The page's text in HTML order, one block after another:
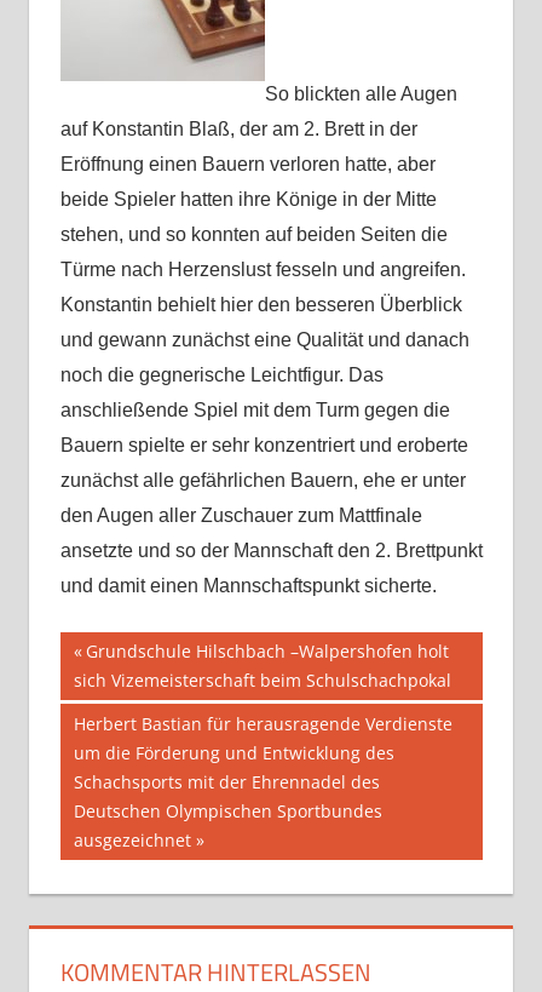
So blickten alle Augen
auf Konstantin Blaß, der am 2. Brett in der
Eröffnung einen Bauern verloren hatte, aber
beide Spieler hatten ihre Könige in der Mitte
stehen, und so konnten auf beiden Seiten die
Türme nach Herzenslust fesseln und angreifen.
Konstantin behielt hier den besseren Überblick
und gewann zunächst eine Qualität und danach
noch die gegnerische Leichtfigur. Das
anschließende Spiel mit dem Turm gegen die
Bauern spielte er sehr konzentriert und eroberte
zunächst alle gefährlichen Bauern, ehe er unter
den Augen aller Zuschauer zum Mattfinale
ansetzte und so der Mannschaft den 2. Brettpunkt
und damit einen Mannschaftspunkt sicherte.
Beitragsnavigation
Vorheriger
Beitrag:
Grundschule Hilschbach –Walpershofen holt
sich Vizemeisterschaft beim Schulschachpokal
Nächster
Beitrag:
Herbert Bastian für herausragende Verdienste
um die Förderung und Entwicklung des
Schachsports mit der Ehrennadel des
Deutschen Olympischen Sportbundes
ausgezeichnet
KOMMENTAR HINTERLASSEN